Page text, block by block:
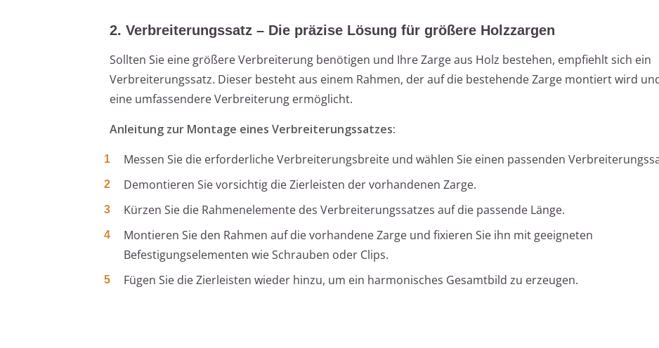
2. Verbreiterungssatz – Die präzise Lösung für größere Holzzargen
Sollten Sie eine größere Verbreiterung benötigen und Ihre Zarge aus Holz bestehen, empfiehlt sich ein
Verbreiterungssatz. Dieser besteht aus einem Rahmen, der auf die bestehende Zarge montiert wird
eine umfassendere Verbreiterung ermöglicht.
Anleitung zur Montage eines Verbreiterungssatzes:
Messen Sie die erforderliche Verbreiterungsbreite und wählen Sie einen passenden
Demontieren Sie vorsichtig die Zierleisten der vorhandenen Zarge.
Kürzen Sie die Rahmenelemente des Verbreiterungssatzes auf die passende Länge.
Montieren Sie den Rahmen auf die vorhandene Zarge und fixieren Sie ihn mit geeigneten
Befestigungselementen wie Schrauben oder Clips.
Fügen Sie die Zierleisten wieder hinzu, um ein harmonisches Gesamtbild zu erzeugen.